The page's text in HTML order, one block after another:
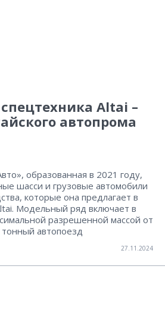
Altai –
автопрома
образованная в 2021 году,
шасси и грузовые автомобили
которые она предлагает в
Модельный ряд включает в
разрешенной массой от
автопоезд
27.11.2024